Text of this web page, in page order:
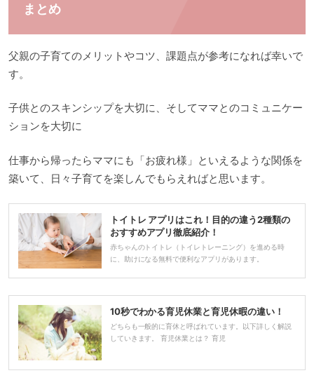
まとめ
父親の子育てのメリットやコツ、課題点が参考になれば幸いで
す。
子供とのスキンシップを大切に、そしてママとのコミュニケー
ションを大切に
仕事から帰ったらママにも「お疲れ様」といえるような関係を
築いて、日々子育てを楽しんでもらえればと思います。
トイトレ アプリはこれ！目的の違う2種類の
おすすめアプリ徹底紹介！
赤ちゃんのトイトレ（トイレトレーニング）を進める時
に、助けになる無料で便利なアプリがあります。
10秒でわかる育児休業と育児休暇の違い！
どちらも一般的に育休と呼ばれています。以下詳しく解説
していきます。 育児休業とは？ 育児